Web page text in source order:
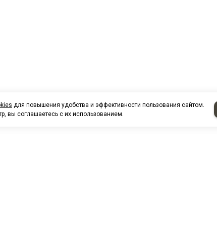
для повышения удобства и эффективности пользования сайтом.
вы соглашаетесь с их использованием.